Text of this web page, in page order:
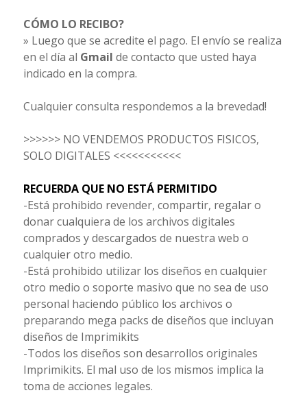
CÓMO LO RECIBO?
» Luego que se acredite el pago. El envío se realiza
en el día al Gmail de contacto que usted haya
indicado en la compra.
Cualquier consulta respondemos a la brevedad!
>>>>>> NO VENDEMOS PRODUCTOS FISICOS,
SOLO DIGITALES <<<<<<<<<<<
RECUERDA QUE NO ESTÁ PERMITIDO
-Está prohibido revender, compartir, regalar o
donar cualquiera de los archivos digitales
comprados y descargados de nuestra web o
cualquier otro medio.
-Está prohibido utilizar los diseños en cualquier
otro medio o soporte masivo que no sea de uso
personal haciendo público los archivos o
preparando mega packs de diseños que incluyan
diseños de Imprimikits
-Todos los diseños son desarrollos originales
Imprimikits. El mal uso de los mismos implica la
toma de acciones legales.